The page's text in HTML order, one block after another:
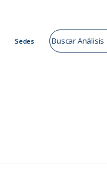
Sedes Buscar Análisis